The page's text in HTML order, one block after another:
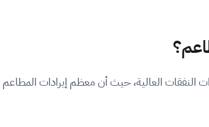
النفقات العالية، حيث أن معظم إيرادات